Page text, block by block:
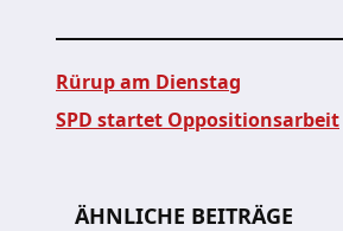
Rürup am Dienstag
SPD startet Oppositionsarbeit
ÄHNLICHE BEITRÄGE